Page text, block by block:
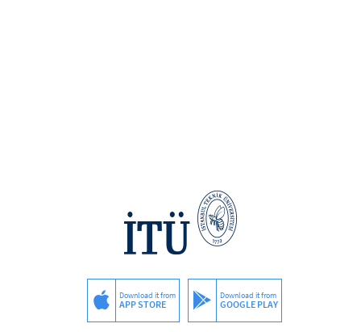
Download it from
APP STORE
Download it from
GOOGLE PLAY